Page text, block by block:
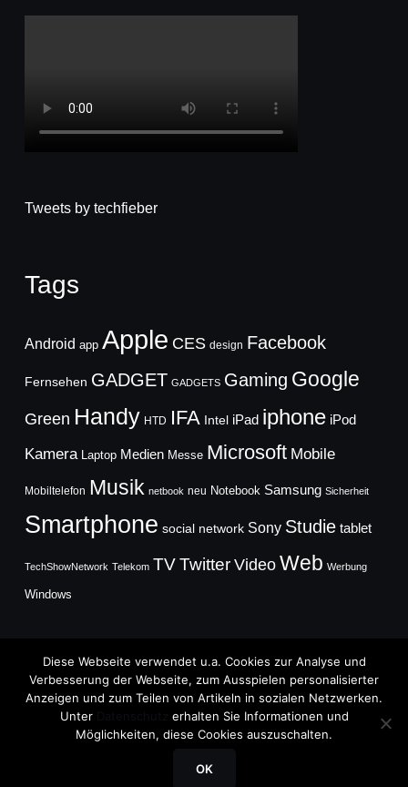
Tweets by techfieber
Tags
Android app Apple CES design Facebook
Fernsehen GADGET GADGETS Gaming Google
Green Handy HTD IFA Intel iPad iphone iPod
Kamera Laptop Medien Messe Microsoft Mobile
Mobiltelefon Musik netbook neu Notebook Samsung Sicherheit
Smartphone social network Sony Studie tablet
TechShowNetwork Telekom TVTwitter Video Web Werbung
Windows
Copyright © 2026
TechFieber Blog
Diese Webseite verwendet u.a. Cookies zur Analyse und
Verbesserung der Webseite, zum Ausspielen personalisierter
Anzeigen und zum Teilen von Artikeln in sozialen Netzwerken.
Unter
erhalten Sie Informationen und
Möglichkeiten, diese Cookies auszuschalten.
OK